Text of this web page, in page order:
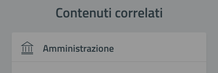
Contenuti correlati
Amministrazione